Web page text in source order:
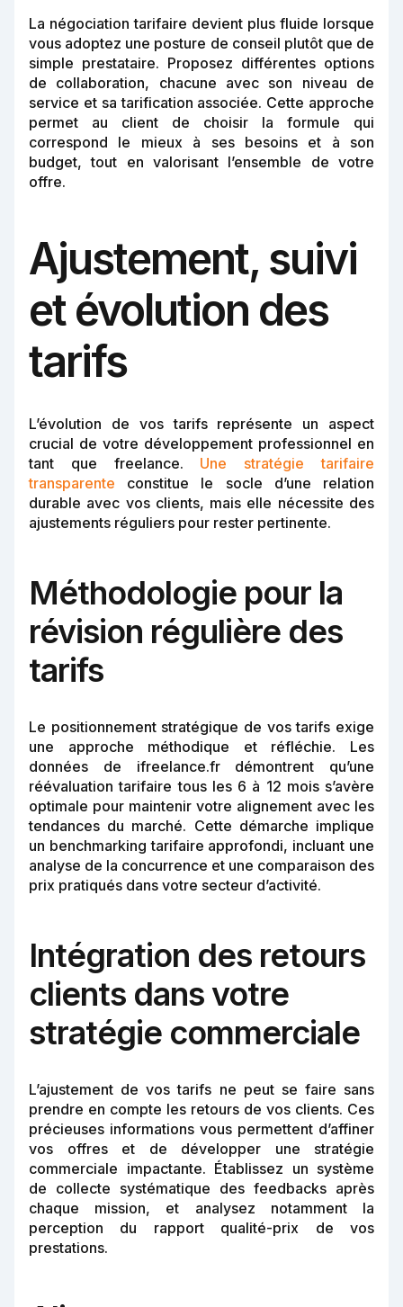
La négociation tarifaire devient plus fluide lorsque
vous adoptez une posture de conseil plutôt que de
simple prestataire. Proposez différentes options
de collaboration, chacune avec son niveau de
service et sa tarification associée. Cette approche
permet au client de choisir la formule qui
correspond le mieux à ses besoins et à son
budget, tout en valorisant l’ensemble de votre
offre.
Ajustement, suivi
et évolution des
tarifs
L’évolution de vos tarifs représente un aspect
crucial de votre développement professionnel en
tant que freelance. Une stratégie tarifaire
transparente constitue le socle d’une relation
durable avec vos clients, mais elle nécessite des
ajustements réguliers pour rester pertinente.
Méthodologie pour la
révision régulière des
tarifs
Le positionnement stratégique de vos tarifs exige
une approche méthodique et réfléchie. Les
données de ifreelance.fr démontrent qu’une
réévaluation tarifaire tous les 6 à 12 mois s’avère
optimale pour maintenir votre alignement avec les
tendances du marché. Cette démarche implique
un benchmarking tarifaire approfondi, incluant une
analyse de la concurrence et une comparaison des
prix pratiqués dans votre secteur d’activité.
Intégration des retours
clients dans votre
stratégie commerciale
L’ajustement de vos tarifs ne peut se faire sans
prendre en compte les retours de vos clients. Ces
précieuses informations vous permettent d’affiner
vos offres et de développer une stratégie
commerciale impactante. Établissez un système
de collecte systématique des feedbacks après
chaque mission, et analysez notamment la
perception du rapport qualité-prix de vos
prestations.